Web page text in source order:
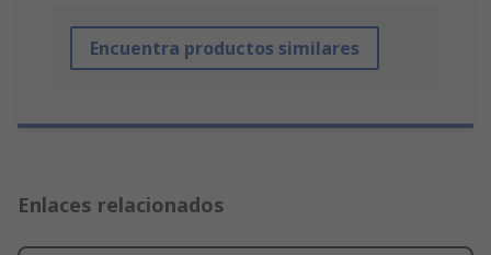
Encuentra productos similares
Enlaces relacionados